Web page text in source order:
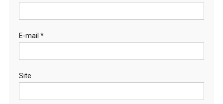
E-mail *
Site